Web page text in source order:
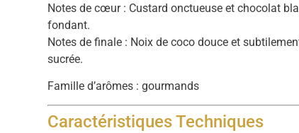
Notes de cœur : Custard onctueuse et chocolat
fondant.
Notes de finale : Noix de coco douce et
sucrée.
Famille d’arômes : gourmands
Caractéristiques Techniques